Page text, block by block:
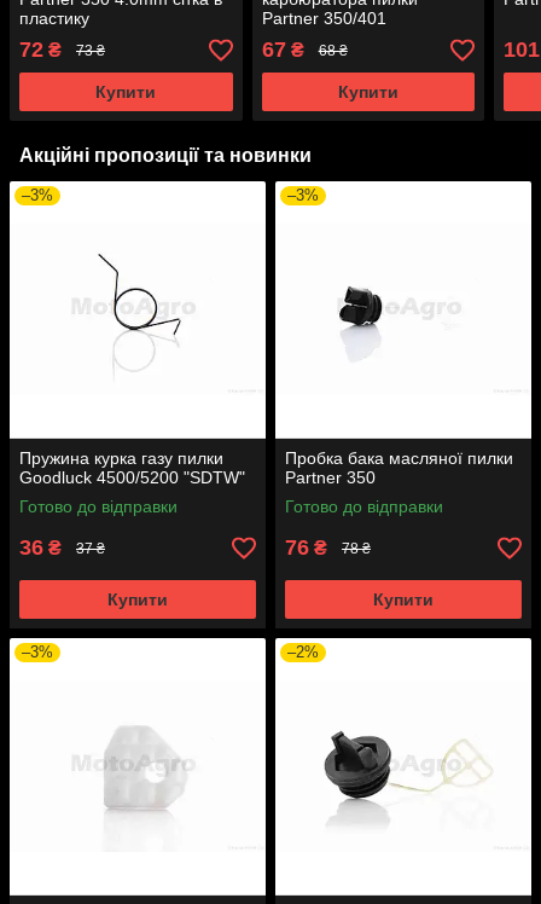
пластику
72 ₴ 73 ₴
Купити
Partner 350/401
67₴ 68 ₴
Купити
101
Акційні пропозиції та новинки
–3%
Пружина курка газу пилки
Goodluck 4500/5200 "SDTW"
Готово до відправки
36 ₴ 37 ₴
Купити
–3%
Пробка бака масляної пилки
Partner 350
Готово до відправки
76 ₴ 78 ₴
Купити
–3% –2%